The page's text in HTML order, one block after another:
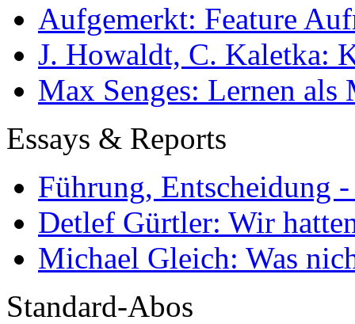
Aufgemerkt: Feature
J. Howaldt, C. Kaletka:
Max Senges: Lernen als
Essays & Reports
Führung, Entscheidung
Detlef Gürtler: Wir
Michael Gleich: Was
Standard-Abos